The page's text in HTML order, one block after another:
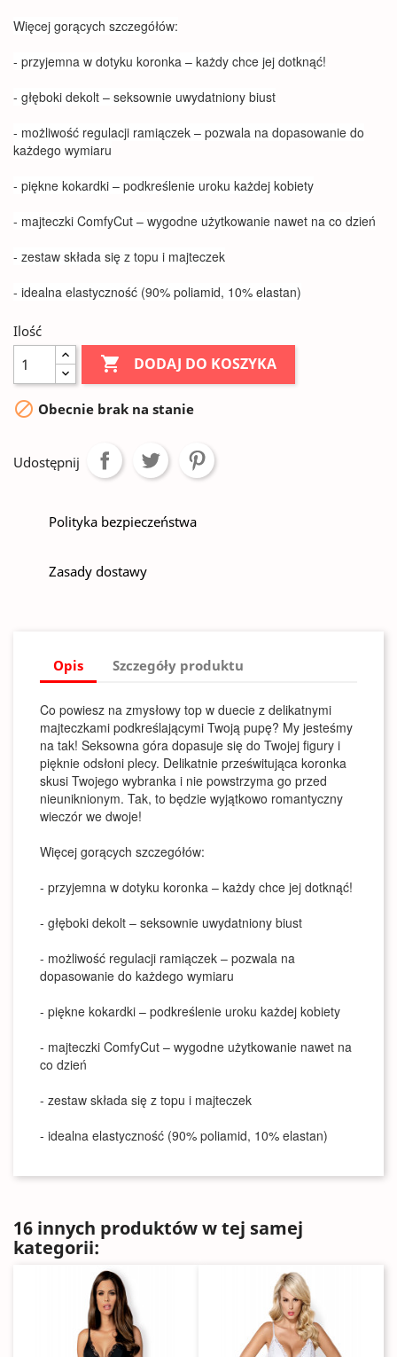
Więcej gorących szczegółów:
- przyjemna w dotyku koronka – każdy chce jej dotknąć!
- głęboki dekolt – seksownie uwydatniony biust
- możliwość regulacji ramiączek – pozwala na dopasowanie do
każdego wymiaru
- piękne kokardki – podkreślenie uroku każdej kobiety
- majteczki ComfyCut – wygodne użytkowanie nawet na co dzień
- zestaw składa się z topu i majteczek
- idealna elastyczność (90% poliamid, 10% elastan)
Ilość
 DODAJ DO KOSZYKA
 Obecnie brak na stanie
Udostępnij
Polityka bezpieczeństwa
Zasady dostawy
Opis Szczegóły produktu
Co powiesz na zmysłowy top w duecie z delikatnymi
majteczkami podkreślającymi Twoją pupę? My jesteśmy
na tak! Seksowna góra dopasuje się do Twojej figury i
pięknie odsłoni plecy. Delikatnie prześwitująca koronka
skusi Twojego wybranka i nie powstrzyma go przed
nieuniknionym. Tak, to będzie wyjątkowo romantyczny
wieczór we dwoje!
Więcej gorących szczegółów:
- przyjemna w dotyku koronka – każdy chce jej dotknąć!
- głęboki dekolt – seksownie uwydatniony biust
- możliwość regulacji ramiączek – pozwala na
dopasowanie do każdego wymiaru
- piękne kokardki – podkreślenie uroku każdej kobiety
- majteczki ComfyCut – wygodne użytkowanie nawet na
co dzień
- zestaw składa się z topu i majteczek
- idealna elastyczność (90% poliamid, 10% elastan)
16 innych produktów w tej samej
kategorii: